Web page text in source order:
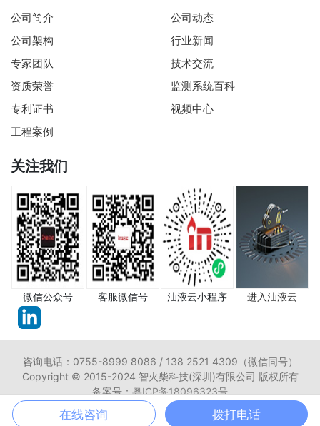
公司简介
公司架构
专家团队
资质荣誉
专利证书
工程案例
公司动态
行业新闻
技术交流
监测系统百科
视频中心
关注我们
微信公众号 客服微信号 油液云小程序 进入油液云
咨询电话：0755-8999 8086 / 138 2521 4309（微信同号）
Copyright © 2015-2024 智火柴科技(深圳)有限公司 版权所有
备案号： 粤ICP备18096323号
在线咨询 拨打电话